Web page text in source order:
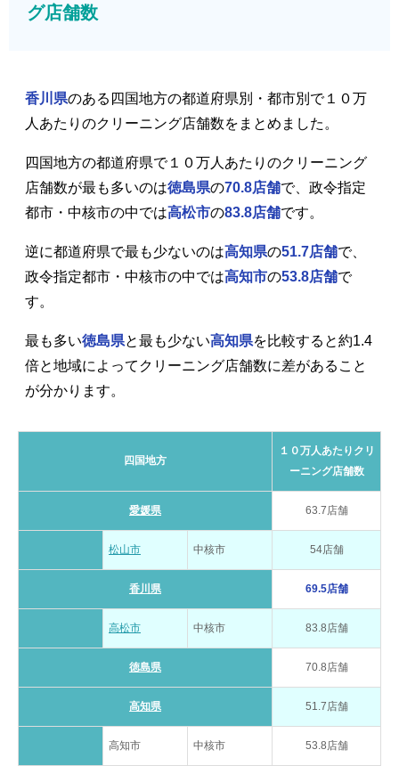
グ店舗数
香川県のある四国地方の都道府県別・都市別で１０万
人あたりのクリーニング店舗数をまとめました。
四国地方の都道府県で１０万人あたりのクリーニング
店舗数が最も多いのは徳島県の70.8店舗で、政令指定
都市・中核市の中では高松市の83.8店舗です。
逆に都道府県で最も少ないのは高知県の51.7店舗で、
政令指定都市・中核市の中では高知市の53.8店舗で
す。
最も多い徳島県と最も少ない高知県を比較すると約1.4
倍と地域によってクリーニング店舗数に差があること
が分かります。
四国地方
１０万人あたりクリ
ーニング店舗数
愛媛県 63.7店舗
松山市 中核市 54店舗
香川県 69.5店舗
高松市 中核市 83.8店舗
徳島県 70.8店舗
高知県 51.7店舗
高知市 中核市 53.8店舗